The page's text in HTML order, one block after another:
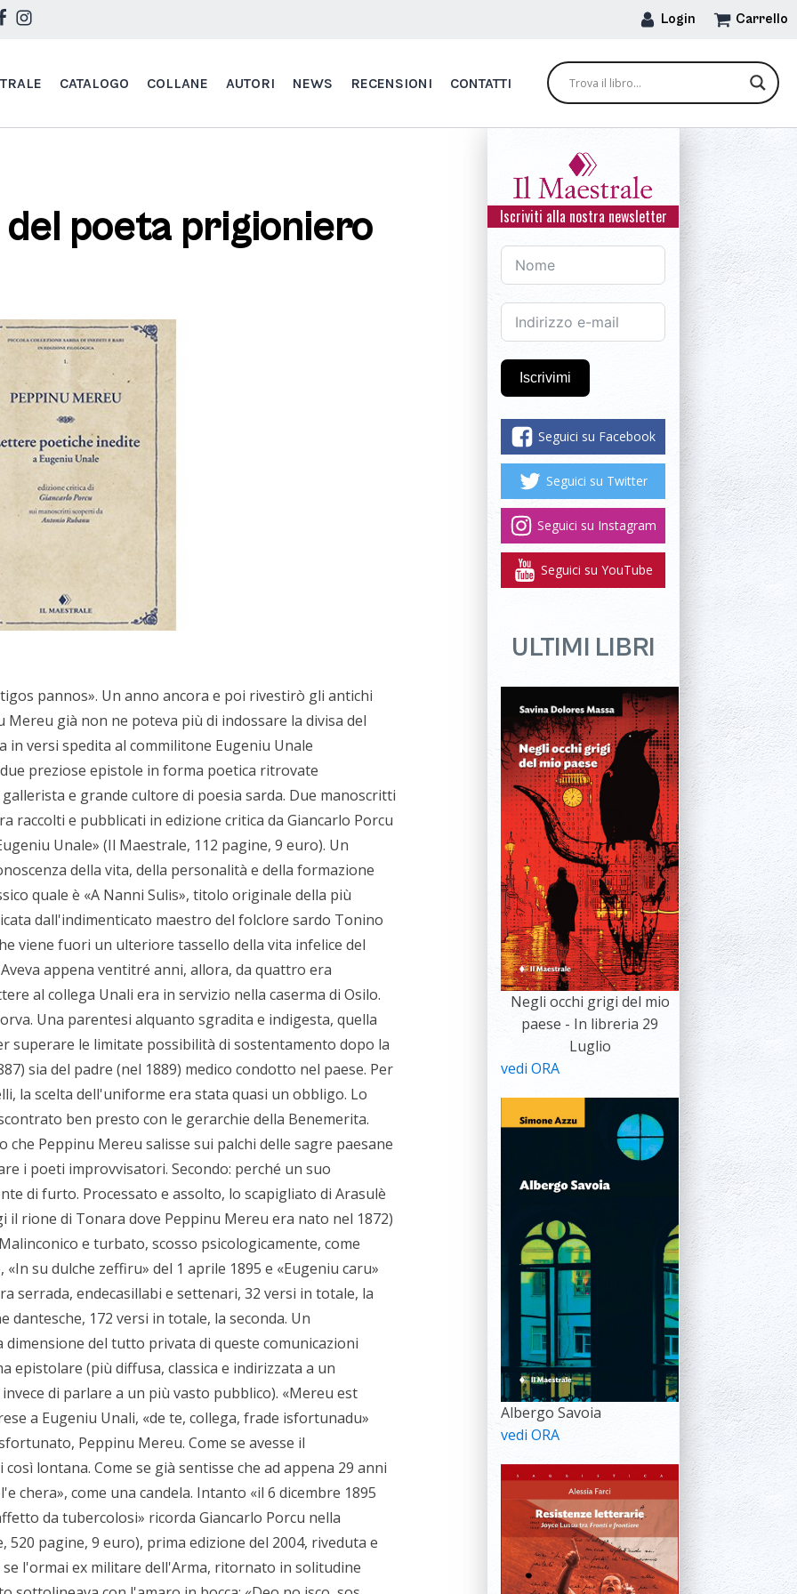
Login Carrello
CATALOGO COLLANE AUTORI NEWS RECENSIONI CONTATTI
poeta prigioniero
pannos». Un anno ancora e poi rivestirò gli antichi
Mereu già non ne poteva più di indossare la divisa del
in versi spedita al commilitone Eugeniu Unale
preziose epistole in forma poetica ritrovate
e grande cultore di poesia sarda. Due manoscritti
raccolti e pubblicati in edizione critica da Giancarlo Porcu
Unale» (Il Maestrale, 112 pagine, 9 euro). Un
della vita, della personalità e della formazione
quale è «A Nanni Sulis», titolo originale della più
dall'indimenticato maestro del folclore sardo Tonino
viene fuori un ulteriore tassello della vita infelice del
appena ventitré anni, allora, da quattro era
al collega Unali era in servizio nella caserma di Osilo.
Una parentesi alquanto sgradita e indigesta, quella
superare le limitate possibilità di sostentamento dopo la
sia del padre (nel 1889) medico condotto nel paese. Per
la scelta dell'uniforme era stata quasi un obbligo. Lo
ben presto con le gerarchie della Benemerita.
Peppinu Mereu salisse sui palchi delle sagre paesane
i poeti improvvisatori. Secondo: perché un suo
di furto. Processato e assolto, lo scapigliato di Arasulè
il rione di Tonara dove Peppinu Mereu era nato nel 1872)
e turbato, scosso psicologicamente, come
su dulche zeffiru» del 1 aprile 1895 e «Eugeniu caru»
serrada, endecasillabi e settenari, 32 versi in totale, la
dantesche, 172 versi in totale, la seconda. Un
del tutto privata di queste comunicazioni
epistolare (più diffusa, classica e indirizzata a un
di parlare a un più vasto pubblico). «Mereu est
a Eugeniu Unali, «de te, collega, frade isfortunadu»
Peppinu Mereu. Come se avesse il
lontana. Come se già sentisse che ad appena 29 anni
chera», come una candela. Intanto «il 6 dicembre 1895
da tubercolosi» ricorda Giancarlo Porcu nella
520 pagine, 9 euro), prima edizione del 2004, riveduta e
l'ormai ex militare dell'Arma, ritornato in solitudine
Iscriviti alla nostra newsletter
Iscrivimi
Seguici su Facebook
Seguici su Twitter
Seguici su Instagram
Seguici su YouTube
ULTIMI LIBRI
Negli occhi grigi del mio
paese - In libreria 29
Luglio
vedi ORA
Albergo Savoia
vedi ORA